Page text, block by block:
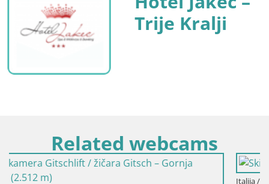
Trije Kralji
Related webcams
Italija / Trentino-Južni Tirol / Bruneck